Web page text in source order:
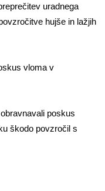
uradnega
hujše in lažjih
vloma v
poskus
škodo povzročil s